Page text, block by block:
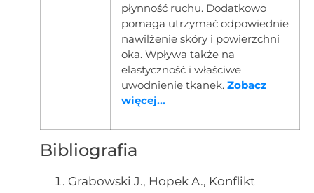
płynność ruchu. Dodatkowo
pomaga utrzymać odpowiednie
nawilżenie skóry i powierzchni
oka. Wpływa także na
elastyczność i właściwe
uwodnienie tkanek. Zobacz
więcej...
Bibliografia
Grabowski J., Hopek A., Konflikt